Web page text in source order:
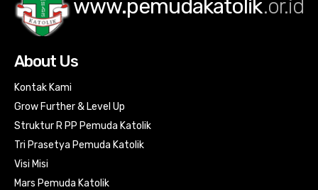
www.pemudakatolik.or.id
About Us
Kontak Kami
Grow Further & Level Up
Struktur R PP Pemuda Katolik
Tri Prasetya Pemuda Katolik
Visi Misi
Mars Pemuda Katolik